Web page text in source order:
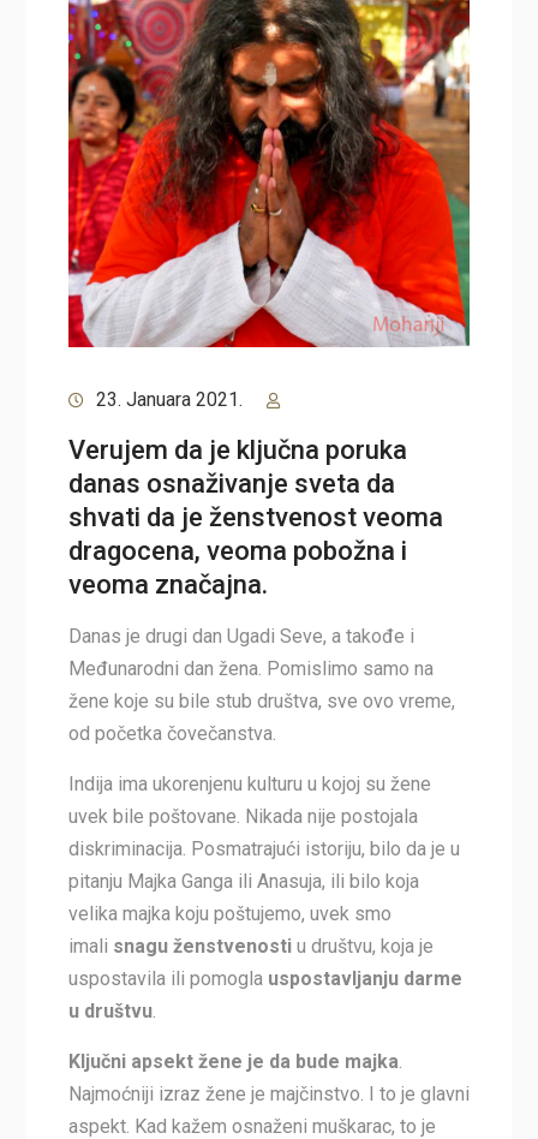
23. Januara 2021.
Verujem da je ključna poruka
danas osnaživanje sveta da
shvati da je ženstvenost veoma
dragocena, veoma pobožna i
veoma značajna.
Danas je drugi dan Ugadi Seve, a takođe i
Međunarodni dan žena. Pomislimo samo na
žene koje su bile stub društva, sve ovo vreme,
od početka čovečanstva.
Indija ima ukorenjenu kulturu u kojoj su žene
uvek bile poštovane. Nikada nije postojala
diskriminacija. Posmatrajući istoriju, bilo da je u
pitanju Majka Ganga ili Anasuja, ili bilo koja
velika majka koju poštujemo, uvek smo
imali snagu ženstvenosti u društvu, koja je
uspostavila ili pomogla uspostavljanju darme
u društvu.
Ključni apsekt žene je da bude majka
Najmoćniji izraz žene je majčinstvo. I to je glavni
aspekt. Kad kažem osnaženi muškarac, to je